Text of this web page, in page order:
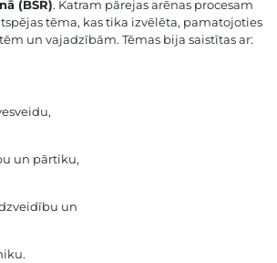
(BSR). Katram pārejas arēnas procesam
tēma, kas tika izvēlēta, pamatojoties
un vajadzībām. Tēmas bija saistītas ar:
un pārtiku,
un